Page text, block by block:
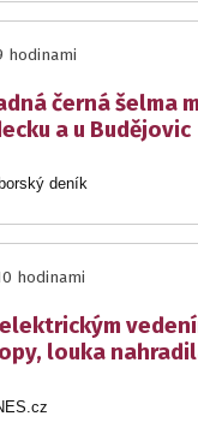
hodinami
černá šelma
a u Budějovic
deník
hodinami
louka